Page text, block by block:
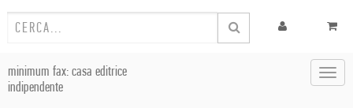
minimum fax: casa editrice
indipendente